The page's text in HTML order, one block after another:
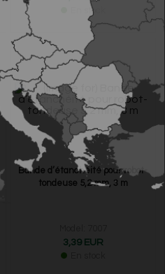
En stock
Bande d’étanchéité pour robot-
tondeuse 5,2 mm, 3 m
3,39 EUR